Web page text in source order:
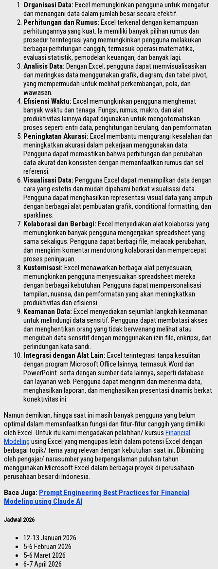
Organisasi Data: Excel memungkinkan pengguna untuk mengatur
dan menangani data dalam jumlah besar secara efektif.
Perhitungan dan Rumus: Excel terkenal dengan kemampuan
perhitungannya yang kuat. Ia memiliki banyak pilihan rumus dan
prosedur terintegrasi yang memungkinkan pengguna melakukan
berbagai perhitungan canggih, termasuk operasi matematika,
evaluasi statistik, pemodelan keuangan, dan banyak lagi.
Analisis Data: Dengan Excel, pengguna dapat memvisualisasikan
dan meringkas data menggunakan grafik, diagram, dan tabel pivot,
yang mempermudah untuk melihat perkembangan, pola, dan
wawasan.
Efisiensi Waktu: Excel memungkinkan pengguna menghemat
banyak waktu dan tenaga. Fungsi, rumus, makro, dan alat
produktivitas lainnya dapat digunakan untuk mengotomatiskan
proses seperti entri data, penghitungan berulang, dan pemformatan.
Peningkatan Akurasi: Excel membantu mengurangi kesalahan dan
meningkatkan akurasi dalam pekerjaan menggunakan data.
Pengguna dapat memastikan bahwa perhitungan dan perubahan
data akurat dan konsisten dengan memanfaatkan rumus dan sel
referensi.
Visualisasi Data: Pengguna Excel dapat menampilkan data dengan
cara yang estetis dan mudah dipahami berkat visualisasi data.
Pengguna dapat menghasilkan representasi visual data yang ampuh
dengan berbagai alat pembuatan grafik, conditional formatting, dan
sparklines.
Kolaborasi dan Berbagi: Excel menyediakan alat kolaborasi yang
memungkinkan banyak pengguna mengerjakan spreadsheet yang
sama sekaligus. Pengguna dapat berbagi file, melacak perubahan,
dan mengirim komentar mendorong kolaborasi dan mempercepat
proses peninjauan.
Kustomisasi: Excel menawarkan berbagai alat penyesuaian,
memungkinkan pengguna menyesuaikan spreadsheet mereka
dengan berbagai kebutuhan. Pengguna dapat mempersonalisasi
tampilan, nuansa, dan pemformatan yang akan meningkatkan
produktivitas dan efisiensi.
Keamanan Data: Excel menyediakan sejumlah langkah keamanan
untuk melindungi data sensitif. Pengguna dapat membatasi akses
dan menghentikan orang yang tidak berwenang melihat atau
mengubah data sensitif dengan menggunakan izin file, enkripsi, dan
perlindungan kata sandi.
Integrasi dengan Alat Lain: Excel terintegrasi tanpa kesulitan
dengan program Microsoft Office lainnya, termasuk Word dan
PowerPoint. serta dengan sumber data lainnya, seperti database
dan layanan web. Pengguna dapat mengirim dan menerima data,
menghasilkan laporan, dan menghasilkan presentasi dinamis berkat
konektivitas ini.
Namun demikian, hingga saat ini masih banyak pengguna yang belum
optimal dalam memanfaatkan fungsi dan fitur-fitur canggih yang dimiliki
oleh Excel. Untuk itu kami mengadakan pelatihan/ kursus Financial
Modeling using Excel yang mengupas lebih dalam potensi Excel dengan
berbagai topik/ tema yang relevan dengan kebutuhan saat ini. Dibimbing
oleh pengajar/ narasumber yang berpengalaman puluhan tahun
menggunakan Microsoft Excel dalam berbagai proyek di perusahaan-
perusahaan besar di Indonesia.
Baca Juga: Prompt Engineering Best Practices for Financial
Modeling using Claude AI
Jadwal 2026
12-13 Januari 2026
5-6 Februari 2026
5-6 Maret 2026
6-7 April 2026